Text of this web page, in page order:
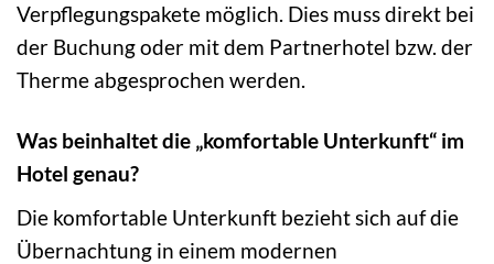
Verpflegungspakete möglich. Dies muss direkt bei
der Buchung oder mit dem Partnerhotel bzw. der
Therme abgesprochen werden.
Was beinhaltet die „komfortable Unterkunft“ im
Hotel genau?
Die komfortable Unterkunft bezieht sich auf die
Übernachtung in einem modernen